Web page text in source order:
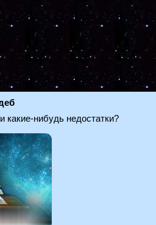
какие-нибудь недостатки?